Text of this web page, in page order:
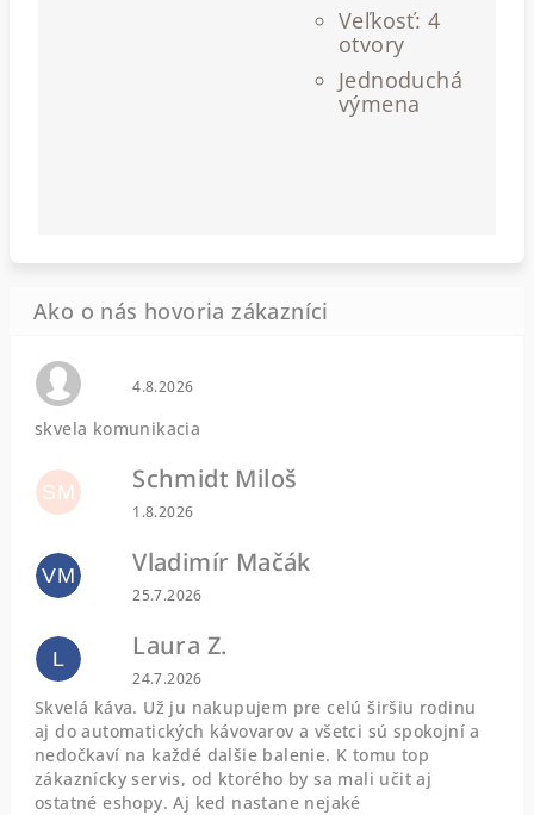
Veľkosť: 4
otvory
Jednoduchá
výmena
Hodnotenie obchodu je 0 z 5 hviezdičiek.
4.8.2026
skvela komunikacia
SM Schmidt Miloš
Hodnotenie obchodu je 5 z 5 hviezdičiek.
1.8.2026
VM Vladimír Mačák
Hodnotenie obchodu je 5 z 5 hviezdičiek.
25.7.2026
L Laura Z.
Hodnotenie obchodu je 5 z 5 hviezdičiek.
24.7.2026
Skvelá káva. Už ju nakupujem pre celú širšiu rodinu
aj do automatických kávovarov a všetci sú spokojní a
nedočkaví na každé dalšie balenie. K tomu top
zákaznícky servis, od ktorého by sa mali učit aj
ostatné eshopy. Aj ked nastane nejaké